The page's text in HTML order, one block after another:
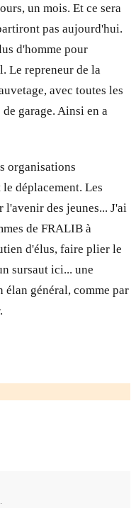
un mois. Et ce sera
pas aujourd'hui.
d'homme pour
Le repreneur de la
avec toutes les
garage. Ainsi en a
organisations
déplacement. Les
des jeunes... J'ai
de FRALIB à
d'élus, faire plier le
sursaut ici... une
général, comme par